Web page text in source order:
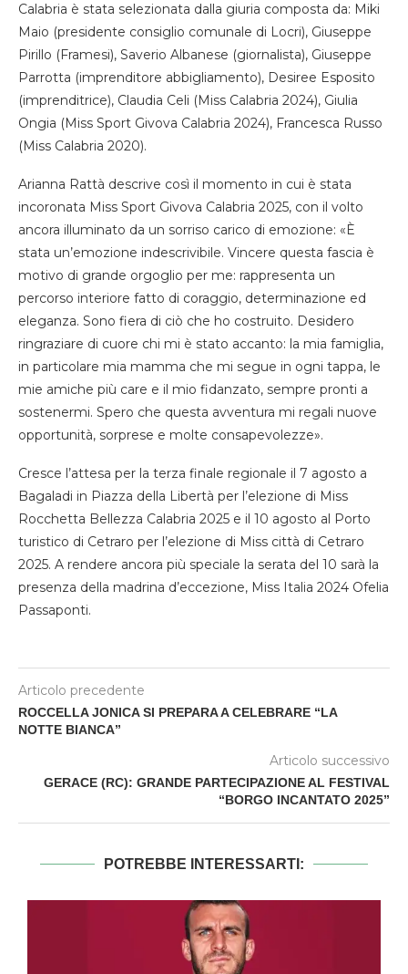
Calabria è stata selezionata dalla giuria composta da: Miki
Maio (presidente consiglio comunale di Locri), Giuseppe
Pirillo (Framesi), Saverio Albanese (giornalista), Giuseppe
Parrotta (imprenditore abbigliamento), Desiree Esposito
(imprenditrice), Claudia Celi (Miss Calabria 2024), Giulia
Ongia (Miss Sport Givova Calabria 2024), Francesca Russo
(Miss Calabria 2020).
Arianna Rattà descrive così il momento in cui è stata
incoronata Miss Sport Givova Calabria 2025, con il volto
ancora illuminato da un sorriso carico di emozione: «È
stata un’emozione indescrivibile. Vincere questa fascia è
motivo di grande orgoglio per me: rappresenta un
percorso interiore fatto di coraggio, determinazione ed
eleganza. Sono fiera di ciò che ho costruito. Desidero
ringraziare di cuore chi mi è stato accanto: la mia famiglia,
in particolare mia mamma che mi segue in ogni tappa, le
mie amiche più care e il mio fidanzato, sempre pronti a
sostenermi. Spero che questa avventura mi regali nuove
opportunità, sorprese e molte consapevolezze».
Cresce l’attesa per la terza finale regionale il 7 agosto a
Bagaladi in Piazza della Libertà per l’elezione di Miss
Rocchetta Bellezza Calabria 2025 e il 10 agosto al Porto
turistico di Cetraro per l’elezione di Miss città di Cetraro
2025. A rendere ancora più speciale la serata del 10 sarà la
presenza della madrina d’eccezione, Miss Italia 2024 Ofelia
Passaponti.
Articolo precedente
ROCCELLA JONICA SI PREPARA A CELEBRARE “LA
NOTTE BIANCA”
Articolo successivo
GERACE (RC): GRANDE PARTECIPAZIONE AL FESTIVAL
“BORGO INCANTATO 2025”
POTREBBE INTERESSARTI: